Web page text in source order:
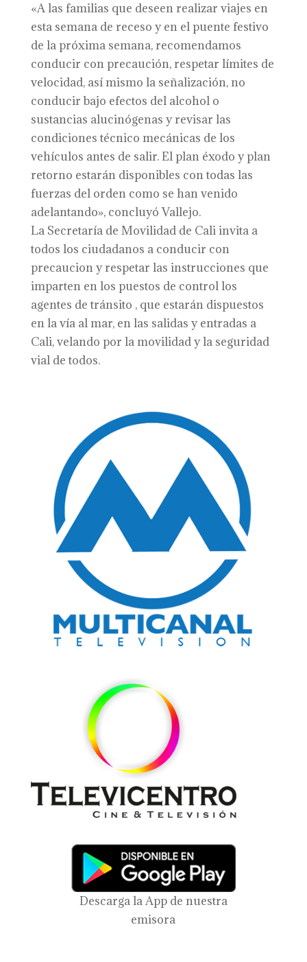
«A las familias que deseen realizar viajes en
esta semana de receso y en el puente festivo
de la próxima semana, recomendamos
conducir con precaución, respetar límites de
velocidad, así mismo la señalización, no
conducir bajo efectos del alcohol o
sustancias alucinógenas y revisar las
condiciones técnico mecánicas de los
vehículos antes de salir. El plan éxodo y plan
retorno estarán disponibles con todas las
fuerzas del orden como se han venido
adelantando», concluyó Vallejo.
La Secretaría de Movilidad de Cali invita a
todos los ciudadanos a conducir con
precaucion y respetar las instrucciones que
imparten en los puestos de control los
agentes de tránsito , que estarán dispuestos
en la vía al mar, en las salidas y entradas a
Cali, velando por la movilidad y la seguridad
vial de todos.
Descarga la App de nuestra
emisora